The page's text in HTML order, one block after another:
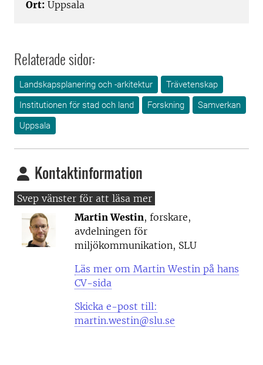
Ort: Uppsala
Relaterade sidor:
Landskapsplanering och -arkitektur
Trävetenskap
Institutionen för stad och land
Forskning
Samverkan
Uppsala
Kontaktinformation
Martin Westin, forskare,
avdelningen för
miljökommunikation, SLU
Läs mer om Martin Westin på hans
CV-sida
Skicka e-post till:
martin.westin@slu.se